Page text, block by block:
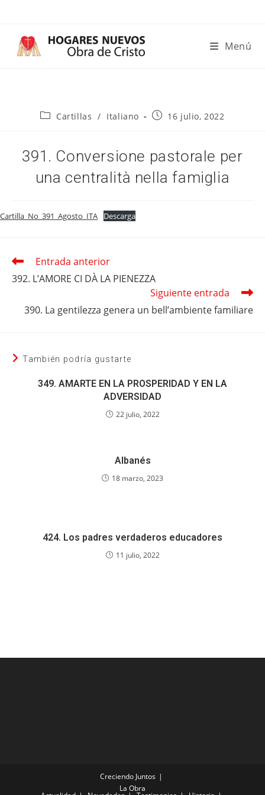
contenido
Menú
Categoría
entrada:
Cartillas / Italiano
Publicación
entrada:
16 julio, 2022
391. Conversione pastorale per
una centralità nella famiglia
Cartilla_No_391_Agosto_ITA Descarga
Leer
artículos
Entrada anterior
392. L’AMORE CI DÀ LA PIENEZZA
Siguiente entrada
390. La gentilezza genera un bell’ambiente familiare
También podría gustarte
349. AMARTE EN LA PROSPERIDAD Y EN LA
ADVERSIDAD
22 julio, 2022
Albanés
18 marzo, 2023
424. Los padres verdaderos educadores
11 julio, 2022
Creciendo Juntos
La Obra